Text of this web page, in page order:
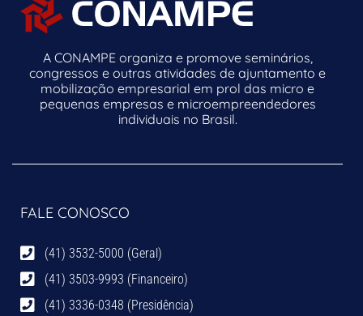
A CONAMPE organiza e promove seminários,
congressos e outras atividades de ajuntamento e
mobilização empresarial em prol das micro e
pequenas empresas e microempreendedores
individuais no Brasil.
FALE CONOSCO
(41) 3532-5000 (Geral)
(41) 3503-9993 (Financeiro)
(41) 3336-0348 (Presidência)